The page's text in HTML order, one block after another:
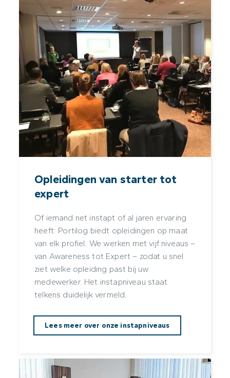
Opleidingen van starter tot
expert
Of iemand net instapt of al jaren ervaring
heeft: Portilog biedt opleidingen op maat
van elk profiel. We werken met vijf niveaus –
van Awareness tot Expert – zodat u snel
ziet welke opleiding past bij uw
medewerker. Het instapniveau staat
telkens duidelijk vermeld.
Lees meer over onze instapniveaus